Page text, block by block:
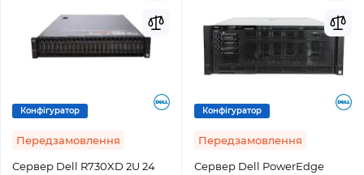
Конфігуратор
Передзамовлення
Сервер Dell R730XD 2U 24
Конфігуратор
Передзамовлення
Сервер Dell PowerEdge